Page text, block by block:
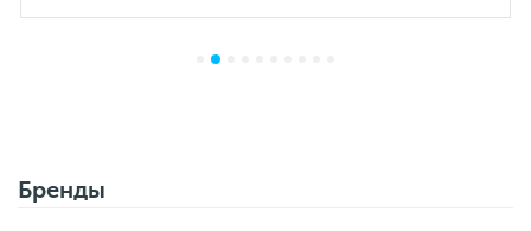
Бренды